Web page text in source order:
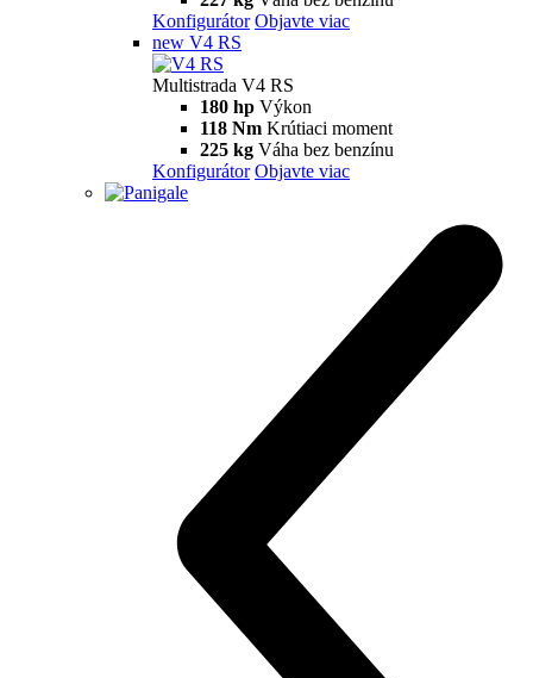
124 Nm Krútiaci moment
229 kg
Konfigurátor
V4 S
Multistrada V4 S
170 hp Výkon
124 Nm Krútiaci moment
Krútiaci moment
Váha bez benzínu
Objavte viac
Multistrada V4 Pikes Peak
170 hp
124 Nm
Krútiaci moment
227 kg
Váha bez benzínu
Konfigurátor
Objavte viac
new
Multistrada V4 RS
180 hp
118 Nm
Krútiaci moment
225 kg
Váha bez benzínu
Objavte viac